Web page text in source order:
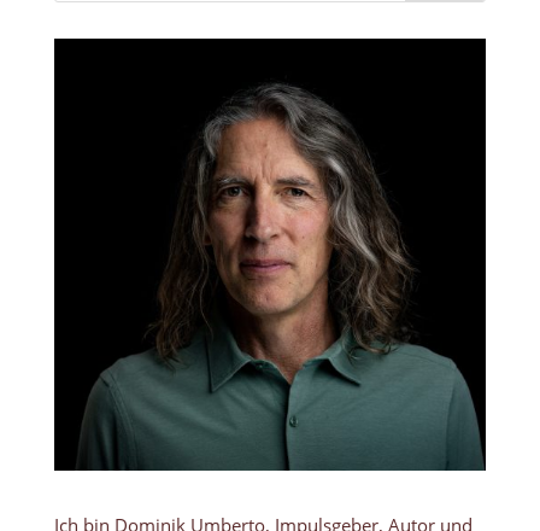
Ich bin Dominik Umberto, Impulsgeber, Autor und